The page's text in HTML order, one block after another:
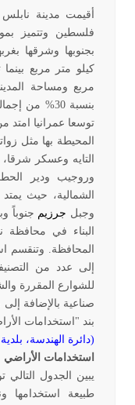
أقيمت مدينة
فلسطين وتتميز
بجنوبها وشرقها
مربع ومساحة
بنسبة
30% من
توسعا عمرانيا
المحيطة بها مثل
التايه وعسكر
وروجيب ودير
الشمالية، حيث ي
وجبل جرزيم جنوباً
المحافظة. وتنقسم
إلى عدد من
للشوارع المقررة
صناعية بالإضافة
بند "استخدامات
(دائرة الهندسة،
استخدامات الأراضي
يبين الجدول
طبيعة استخدامها